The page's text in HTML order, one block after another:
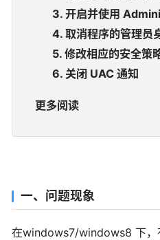
3. 开启并使用
4. 取消程序的管理员
5. 修改相应的安全策
6. 关闭 UAC 通知
更多阅读
一、问题现象
在windows7/windows8 下，